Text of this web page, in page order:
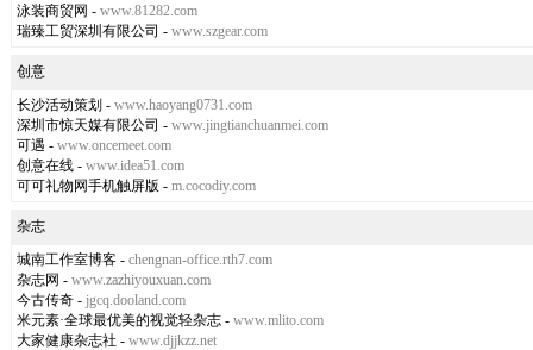
泳装商贸网 - www.81282.com
瑞臻工贸深圳有限公司 - www.szgear.com
创意
长沙活动策划 - www.haoyang0731.com
深圳市惊天媒有限公司 - www.jingtianchuanmei.com
可遇 - www.oncemeet.com
创意在线 - www.idea51.com
可可礼物网手机触屏版 - m.cocodiy.com
杂志
城南工作室博客 - chengnan-office.rth7.com
杂志网 - www.zazhiyouxuan.com
今古传奇 - jgcq.dooland.com
米元素·全球最优美的视觉轻杂志 - www.mlito.com
大家健康杂志社 - www.djjkzz.net